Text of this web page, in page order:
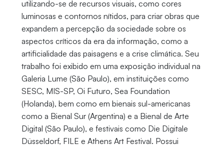
utilizando-se de recursos visuais, como cores
luminosas e contornos nítidos, para criar obras que
expandem a percepção da sociedade sobre os
aspectos críticos da era da informação, como a
artificialidade das paisagens e a crise climática. Seu
trabalho foi exibido em uma exposição individual na
Galeria Lume (São Paulo), em instituições como
SESC, MIS-SP, Oi Futuro, Sea Foundation
(Holanda), bem como em bienais sul-americanas
como a Bienal Sur (Argentina) e a Bienal de Arte
Digital (São Paulo), e festivais como Die Digitale
Düsseldorf, FILE e Athens Art Festival. Possui